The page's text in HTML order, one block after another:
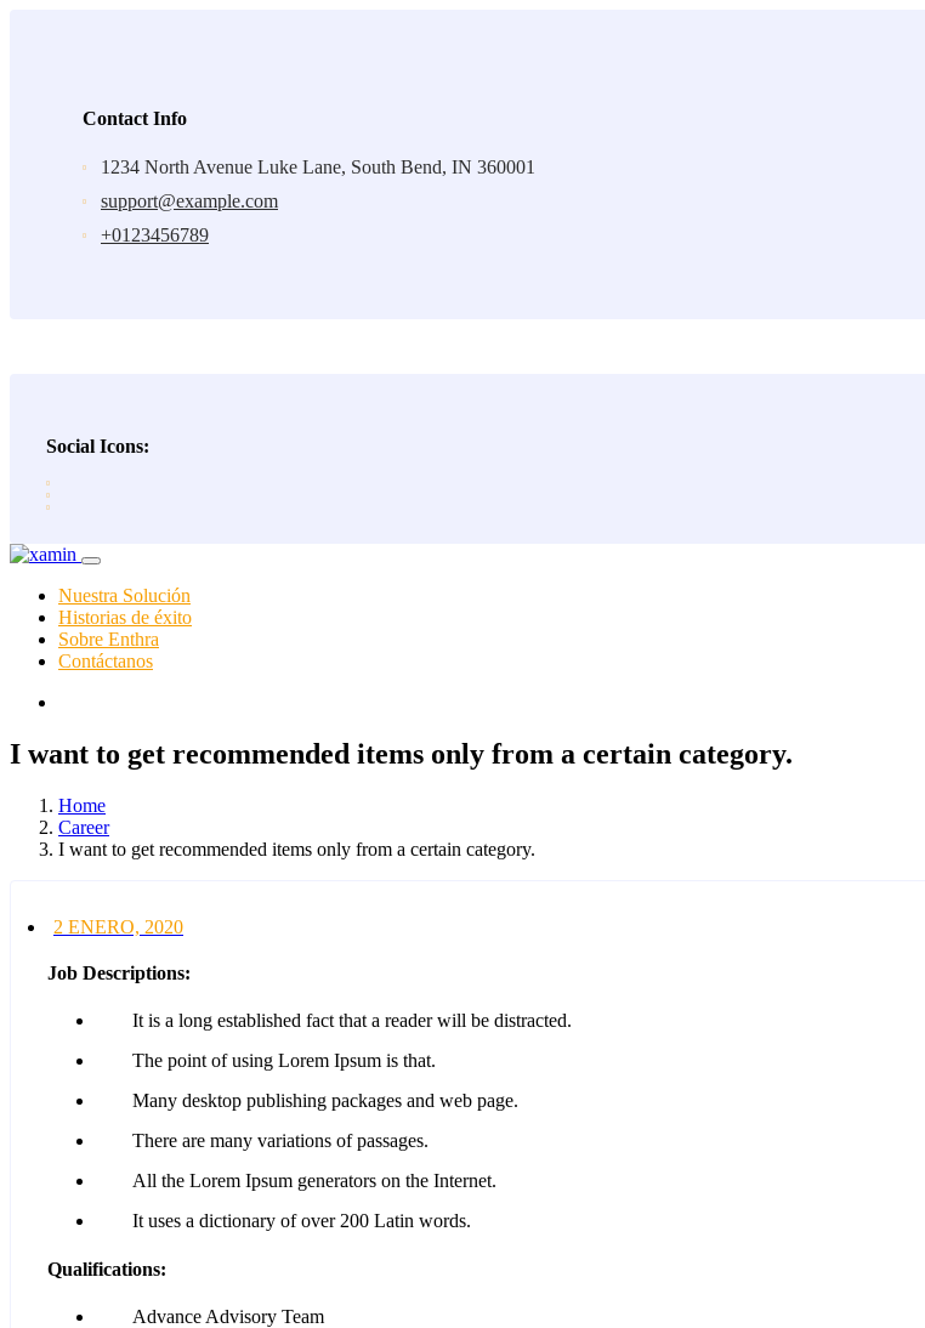
Contact Info
1234 North Avenue Luke Lane, South Bend, IN 360001
support@example.com
+0123456789
Social Icons:
Nuestra Solución
Historias de éxito
Sobre Enthra
Contáctanos
I want to get recommended items only from a certain category.
Home
Career
I want to get recommended items only from a certain category.
2 ENERO, 2020
Job Descriptions:
It is a long established fact that a reader will be distracted.
The point of using Lorem Ipsum is that.
Many desktop publishing packages and web page.
There are many variations of passages.
All the Lorem Ipsum generators on the Internet.
It uses a dictionary of over 200 Latin words.
Qualifications:
Advance Advisory Team